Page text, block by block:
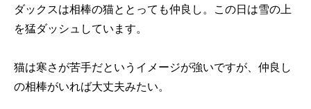
ダックスは相棒の猫ととっても仲良し。この日は雪の上
を猛ダッシュしています。
猫は寒さが苦手だというイメージが強いですが、仲良し
の相棒がいれば大丈夫みたい。